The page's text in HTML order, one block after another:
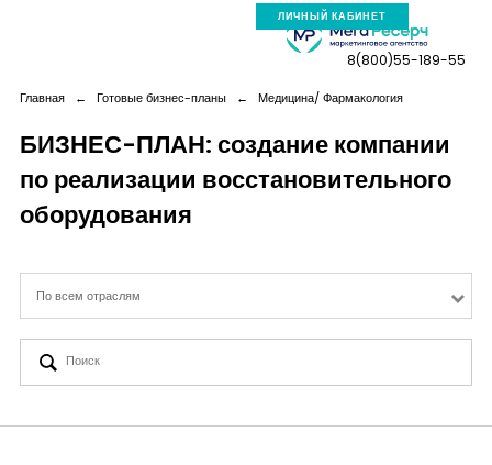
ЛИЧНЫЙ КАБИНЕТ
Компания
Новая реальность
Кейсы
8(800)55-189-55
Главная ← Готовые бизнес-планы ← Медицина/ Фармакология
БИЗНЕС-ПЛАН: создание компании
по реализации восстановительного
оборудования
По всем отраслям